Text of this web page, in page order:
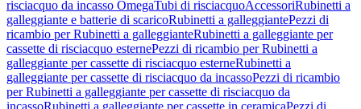
risciacquo da incasso OmegaTubi di risciacquoAccessoriRubinetti a
galleggiante e batterie di scaricoRubinetti a galleggiantePezzi di
ricambio per Rubinetti a galleggianteRubinetti a galleggiante per
cassette di risciacquo esternePezzi di ricambio per Rubinetti a
galleggiante per cassette di risciacquo esterneRubinetti a
galleggiante per cassette di risciacquo da incassoPezzi di ricambio
per Rubinetti a galleggiante per cassette di risciacquo da
incassoRubinetti a galleggiante per cassette in ceramicaPezzi di